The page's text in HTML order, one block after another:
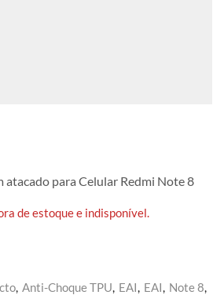
atacado para Celular Redmi Note 8
de estoque e indisponível.
, Anti-Choque TPU, EAI, EAI, Note 8,